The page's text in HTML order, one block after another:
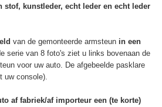
stof, kunstleder, echt leder en echt leder
van de gemonteerde armsteun in een
serie van 8 foto's ziet u links bovenaan de
voor uw auto. De afgebeelde pasklare
uw console).
af fabriek/af importeur een (te korte)